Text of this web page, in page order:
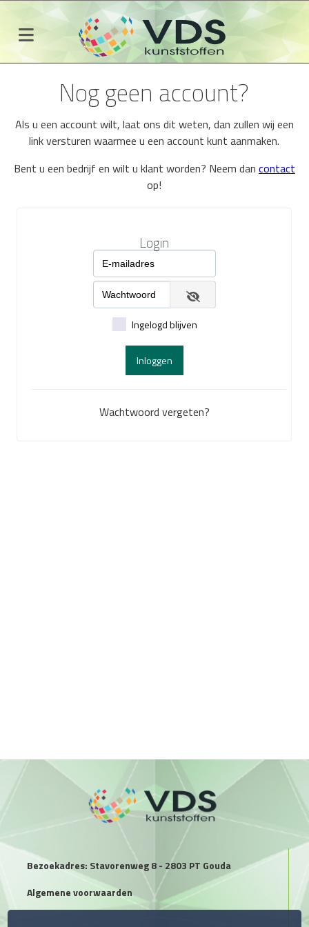
Nog geen account?
Als u een account wilt, laat ons dit weten, dan zullen wij een
link versturen waarmee u een account kunt aanmaken.
Bent u een bedrijf en wilt u klant worden? Neem dan contact
op!
Login
Ingelogd blijven
Inloggen
Wachtwoord vergeten?
Bezoekadres: Stavorenweg 8 - 2803 PT Gouda
Algemene voorwaarden